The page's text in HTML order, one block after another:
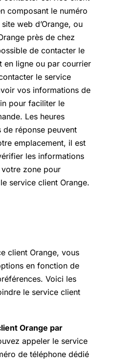
composant le numéro
web d’Orange, ou
près de chez
de contacter le
en ligne ou par courrier
le service
vos informations de
pour faciliter le
Les heures
de réponse peuvent
emplacement, il est
les informations
zone pour
service client Orange.
client Orange, vous
en fonction de
Voici les
le service client
Orange par
appeler le service
de téléphone dédié